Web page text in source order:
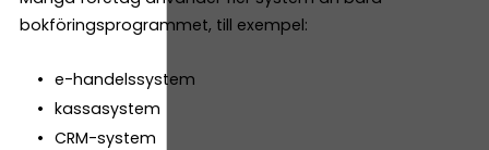
bokföringsprogrammet, till exempel:
e-handelssystem
kassasystem
CRM-system